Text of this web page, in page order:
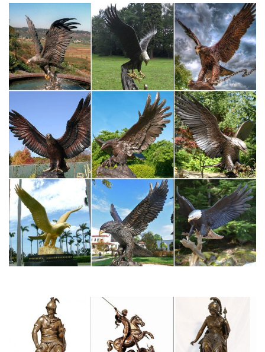
Собака – символ 2018 года, подарите своим близким
старинную…
Наступающий 2018 год – год собаки. Собака – символ
ответственности и дружелюбия!Старинная фарфоровая
статуэтка собаки станет отличным подарком к Новому Году.Как
купить? Последняя новость: Новинки коллекции 06.12.2017.
Предмет декора статуэтка собаки Greyhound, цвет Серый…
Статуэтки собак – купить в Москве в интернет-магазине
Серия. PSYCHEDELYC ДЕТИ ЖИВОТНЫЕ Символ 2018 года
Статуэтки.Интернет-магазин "МегаТерем" предлагает купить
статуэтки собак. При заказе от 4990 рублей предоставляется
бесплатная доставка по Москве (в пределах МКАД) и Санкт-
Петербургу.
Статуэтки фигурки собак Собака символ 2018 года купить…
В данном разделе мы подготовили для Вас широкий выбор
сувенирных собачек – символ 2018 года. Фигурки сделаны из
качественных материалов ведущими европейскими
фабриками.Статуэтка Клоун с собакой. 16 150 руб.
Интернет-магазин Территория Уюта предлагает купить
статуэтки собак со склада в Москве. Мы предлагаем: Быструю
доставку по Москве, Санкт-Петербургу и другим городам
России.Символ года 2018 (собака). Новогодние товары.